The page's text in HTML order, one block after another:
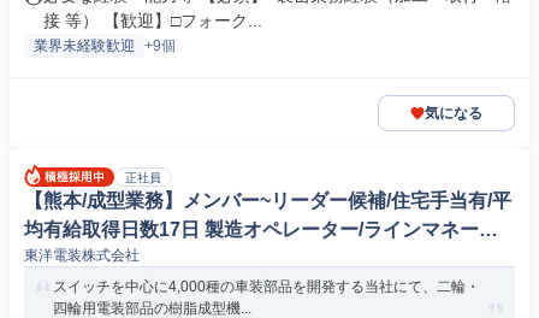
接 等） 【歓迎】□フォーク...
業界未経験歓迎 +9個
気になる
正社員
【熊本/成型業務】メンバー~リーダー候補/住宅手当有/平
均有給取得日数17日 製造オペレーター/ラインマネージ
ャー(自動車/輸送機器)
東洋電装株式会社
スイッチを中心に4,000種の車装部品を開発する当社にて、二輪・
四輪用電装部品の樹脂成型機...